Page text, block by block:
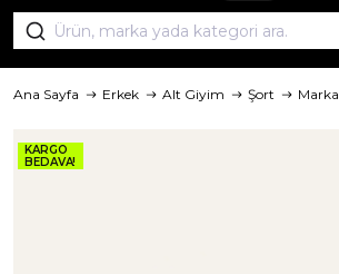
Ana Sayfa Erkek Alt Giyim Şort Marka
KARGO
BEDAVA!